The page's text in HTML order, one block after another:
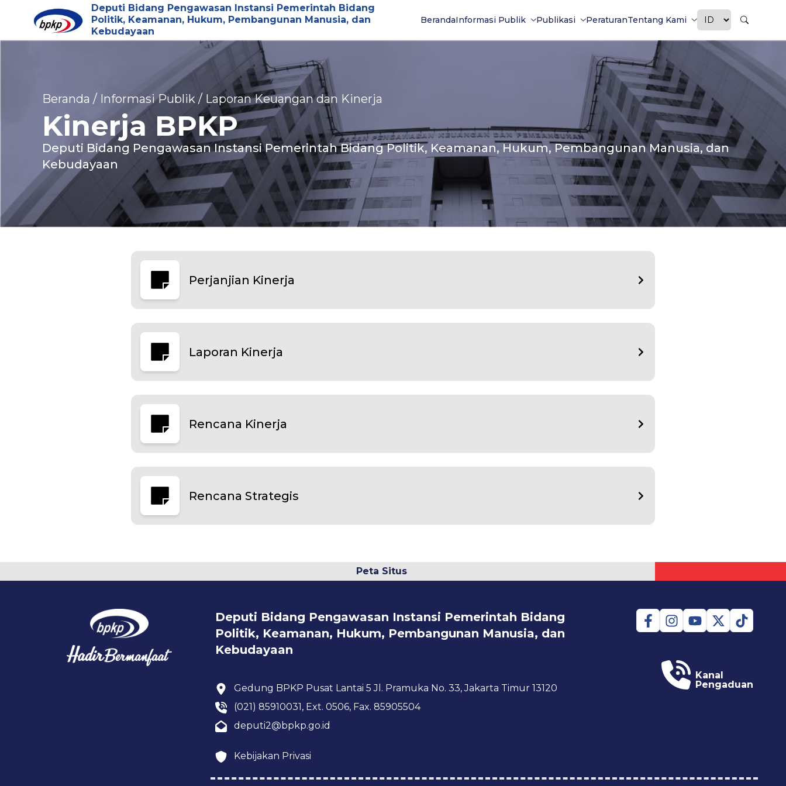
Deputi Bidang Pengawasan Instansi Pemerintah Bidang
Politik, Keamanan, Hukum, Pembangunan Manusia, dan
Kebudayaan
BerandaInformasi Publik Publikasi PeraturanTentang Kami
Beranda / Informasi Publik / Laporan Keuangan dan Kinerja
Kinerja BPKP
Deputi Bidang Pengawasan Instansi Pemerintah Bidang Politik, Keamanan, Hukum, Pembangunan Manusia, dan
Kebudayaan
Perjanjian Kinerja
Laporan Kinerja
Rencana Kinerja
Rencana Strategis
Peta Situs
Deputi Bidang Pengawasan Instansi Pemerintah Bidang
Politik, Keamanan, Hukum, Pembangunan Manusia, dan
Kebudayaan
Gedung BPKP Pusat Lantai 5 Jl. Pramuka No. 33, Jakarta Timur 13120
(021) 85910031, Ext. 0506, Fax. 85905504
deputi2@bpkp.go.id
Kebijakan Privasi
Kanal
Pengaduan